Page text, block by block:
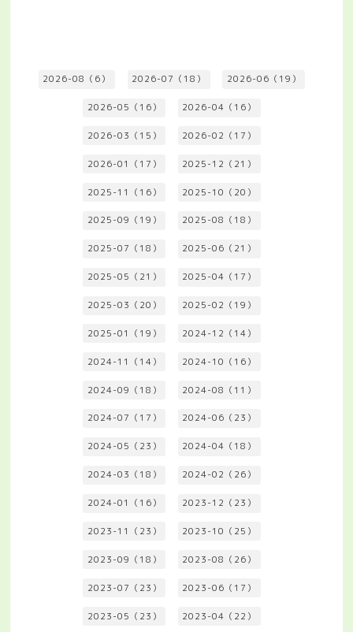
2026-08（6） 2026-07（18） 2026-06（19）
2026-05（16） 2026-04（16）
2026-03（15） 2026-02（17）
2026-01（17） 2025-12（21）
2025-11（16） 2025-10（20）
2025-09（19） 2025-08（18）
2025-07（18） 2025-06（21）
2025-05（21） 2025-04（17）
2025-03（20） 2025-02（19）
2025-01（19） 2024-12（14）
2024-11（14） 2024-10（16）
2024-09（18） 2024-08（11）
2024-07（17） 2024-06（23）
2024-05（23） 2024-04（18）
2024-03（18） 2024-02（26）
2024-01（16） 2023-12（23）
2023-11（23） 2023-10（25）
2023-09（18） 2023-08（26）
2023-07（23） 2023-06（17）
2023-05（23） 2023-04（22）